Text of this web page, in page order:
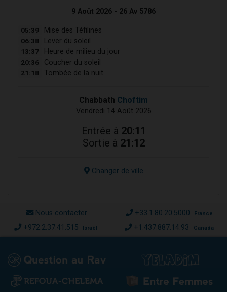
9 Août 2026 - 26 Av 5786
05:39 Mise des Téfilines
06:38 Lever du soleil
13:37 Heure de milieu du jour
20:36 Coucher du soleil
21:18 Tombée de la nuit
Chabbath Choftim
Vendredi 14 Août 2026
Entrée à 20:11
Sortie à 21:12
Changer de ville
Nous contacter +33.1.80.20.5000 France
+972.2.37.41.515 Israël +1.437.887.14.93 Canada